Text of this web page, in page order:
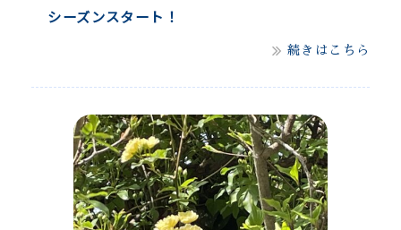
シーズンスタート！
続きはこちら